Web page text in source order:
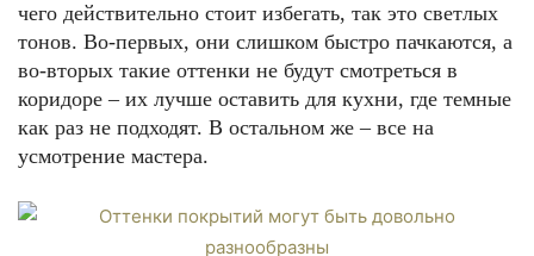
чего действительно стоит избегать, так это светлых
тонов. Во-первых, они слишком быстро пачкаются, а
во-вторых такие оттенки не будут смотреться в
коридоре – их лучше оставить для кухни, где темные
как раз не подходят. В остальном же – все на
усмотрение мастера.